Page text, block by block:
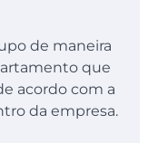
de maneira
que
acordo com a
da empresa.